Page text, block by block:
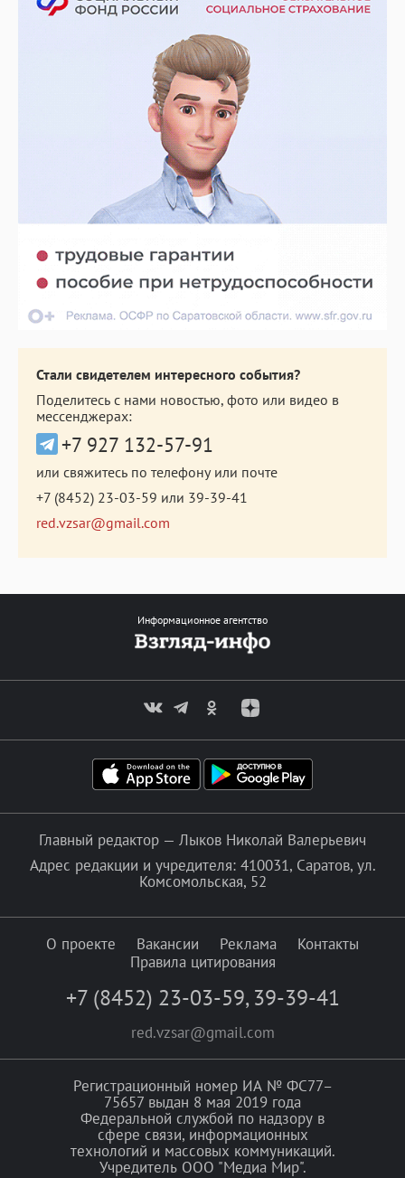
Стали свидетелем интересного события?
Поделитесь с нами новостью, фото или видео в
мессенджерах:
+7 927 132-57-91
или свяжитесь по телефону или почте
+7 (8452) 23-03-59 или 39-39-41
red.vzsar@gmail.com
Информационное агентство
Главный редактор — Лыков Николай Валерьевич
Адрес редакции и учредителя: 410031, Саратов, ул.
Комсомольская, 52
О проекте Вакансии Реклама
Контакты
Правила цитирования
+7 (8452) 23-03-59, 39-39-41
red.vzsar@gmail.com
Регистрационный номер ИА № ФС77–
75657 выдан 8 мая 2019 года
Федеральной службой по надзору в
сфере связи, информационных
технологий и массовых коммуникаций.
Учредитель ООО "Медиа Мир".